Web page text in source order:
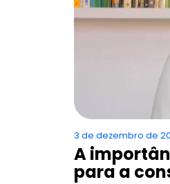
3 de dezembro de
A
para a